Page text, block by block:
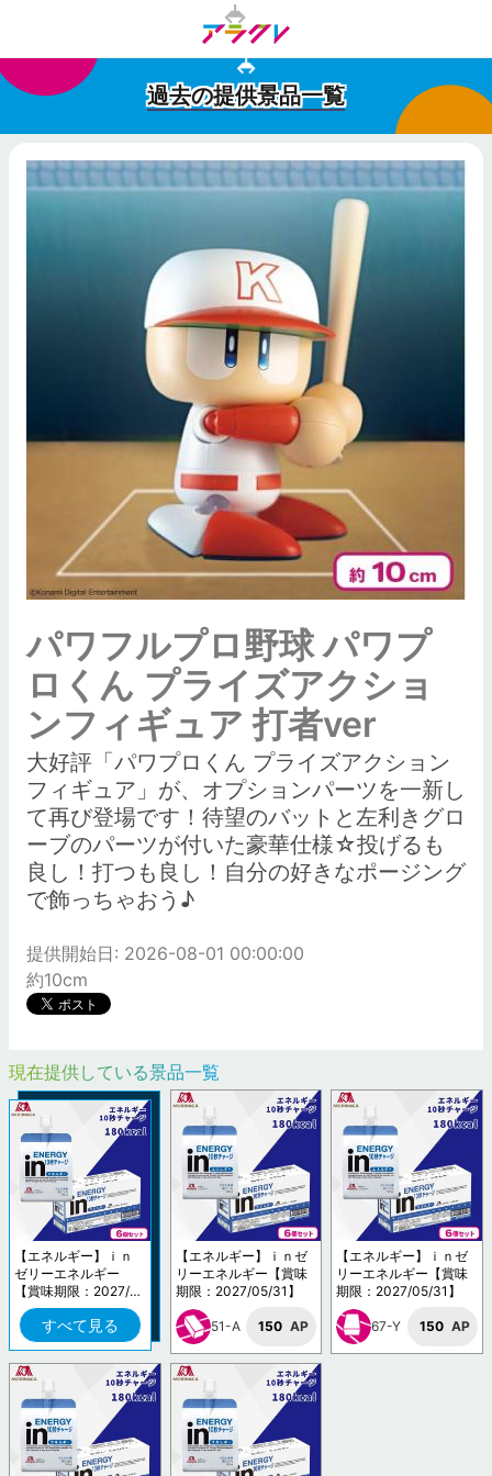
過去の提供景品一覧
パワフルプロ野球 パワプ
ロくん プライズアクショ
ンフィギュア 打者ver
大好評「パワプロくん プライズアクション
フィギュア」が、オプションパーツを一新し
て再び登場です！待望のバットと左利きグロ
ーブのパーツが付いた豪華仕様☆投げるも
良し！打つも良し！自分の好きなポージング
で飾っちゃおう♪
提供開始日: 2026-08-01 00:00:00
約10cm
現在提供している景品一覧
【エネルギー】ｉｎ
ゼリーエネルギー
【賞味期限：2027/0
5/31】
すべて見る
【エネルギー】ｉｎゼ
リーエネルギー【賞味
期限：2027/05/31】
51-A 150 AP
【エネルギー】ｉｎゼ
リーエネルギー【賞味
期限：2027/05/31】
67-Y 150 AP